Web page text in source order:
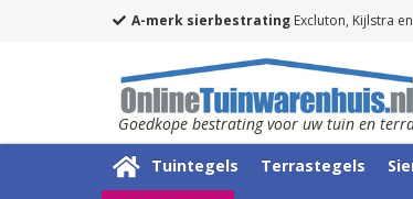
A-merk sierbestrating Excluton, Kijlstra
Goedkope bestrating voor uw tuin en
Tuintegels Terrastegels